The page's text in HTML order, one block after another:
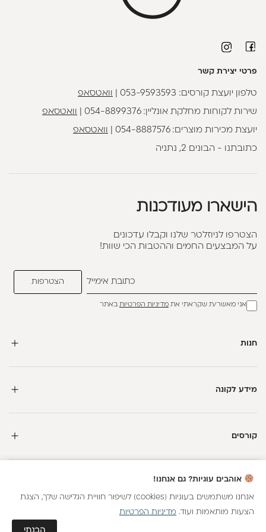
פרטי יצירת קשר
טלפון יועצת קורסים: 053-9593593 וואטסאפ
שירות לקוחות מחלקת אונליין:054-8899376 וואטסאפ
יועצת מכירות מוצרים:054-8887576 וואטסאפ
כתובתנו - הבונים 2, נתניה
הישארו מעודכנות
הצטרפו לניוזלטר שלנו וקבלו עדכונים
על המבצעים החמים וההטבות הכי שוות!
אני מאשר/ת שקראתי את מדיניות הפרטיותבאתר
חנות
מידע לקונה
קורסים
כל הזכויות שמורות
אוהבים עוגיות? גם אנחנו!
אנחנו משתמשים בעוגיות (cookies) לשיפור חוויית הגלישה שלך, הצגת
הצעות מותאמות ועוד. מדיניות הפרטיות